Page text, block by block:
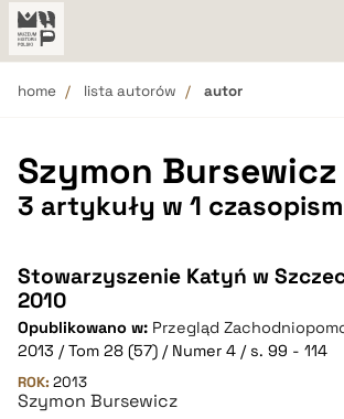
home lista autorów autor
Szymon Bursewicz
3 artykuły w 1
Stowarzyszenie Katyń w
2010
Opublikowano w: Przegląd
2013 / Tom 28 (57) / Numer 4 / s. 99 - 114
ROK: 2013
Szymon Bursewicz